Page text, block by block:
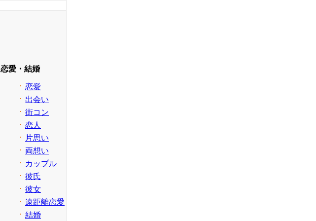
恋愛・結婚
恋愛
出会い
街コン
恋人
片思い
両想い
カップル
彼氏
彼女
遠距離恋愛
結婚